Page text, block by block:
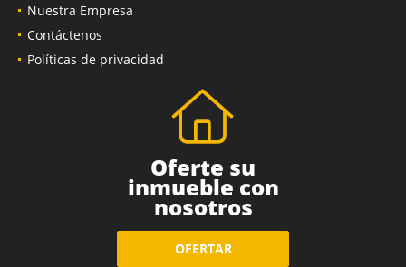
Nuestra Empresa
Contáctenos
Políticas de privacidad
Oferte su
inmueble con
nosotros
OFERTAR